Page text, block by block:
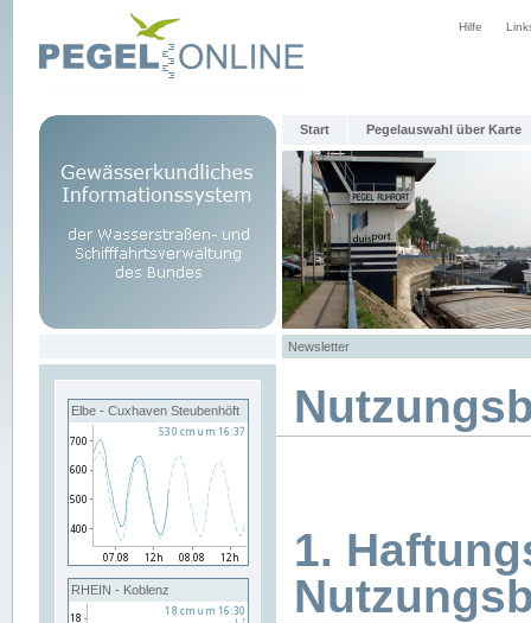
Hilfe
Start Pegelauswahl über Karte
Newsletter
Elbe - Cuxhaven Steubenhöft
RHEIN - Koblenz
1.